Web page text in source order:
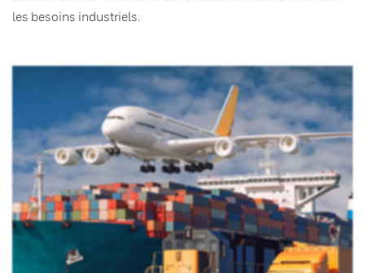
les besoins industriels.